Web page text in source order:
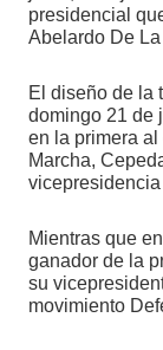
presidencial
Abelardo De
El diseño de la
domingo 21 de
en la primera
Marcha,
Mientras que
ganador de la
su
movimiento